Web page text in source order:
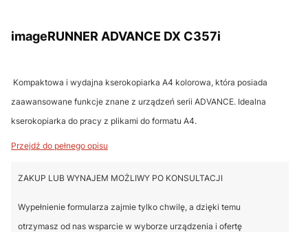
imageRUNNER ADVANCE DX C357i
Kompaktowa i wydajna kserokopiarka A4 kolorowa, która posiada
zaawansowane funkcje znane z urządzeń serii ADVANCE. Idealna
kserokopiarka do pracy z plikami do formatu A4.
Przejdź do pełnego opisu
ZAKUP LUB WYNAJEM MOŻLIWY PO KONSULTACJI
Wypełnienie formularza zajmie tylko chwilę, a dzięki temu
otrzymasz od nas wsparcie w wyborze urządzenia i ofertę